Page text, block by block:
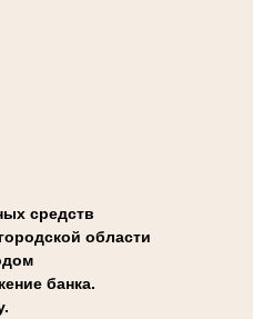
средств
области
банка.